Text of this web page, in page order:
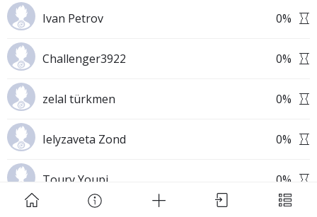
Ivan Petrov 0%
Challenger3922 0%
zelal türkmen 0%
Ielyzaveta Zond 0%
Toury Youpi 0%
Download Challenge Achieved App?
network. Start creating challenges, set goals and
make new habits!
Skip Download App